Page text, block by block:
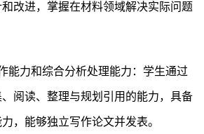
改进，掌握在材料领域解决实际问题
能力和综合分析处理能力：学生通过
阅读、整理与规划引用的能力，具备
，能够独立写作论文并发表。